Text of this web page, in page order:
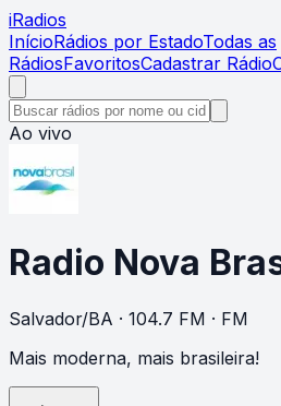
iRadios
InícioRádios por EstadoTodas as
RádiosFavoritosCadastrar Rádio
Ao vivo
Radio Nova
Salvador/BA · 104.7 FM · FM
Mais moderna, mais brasileira!